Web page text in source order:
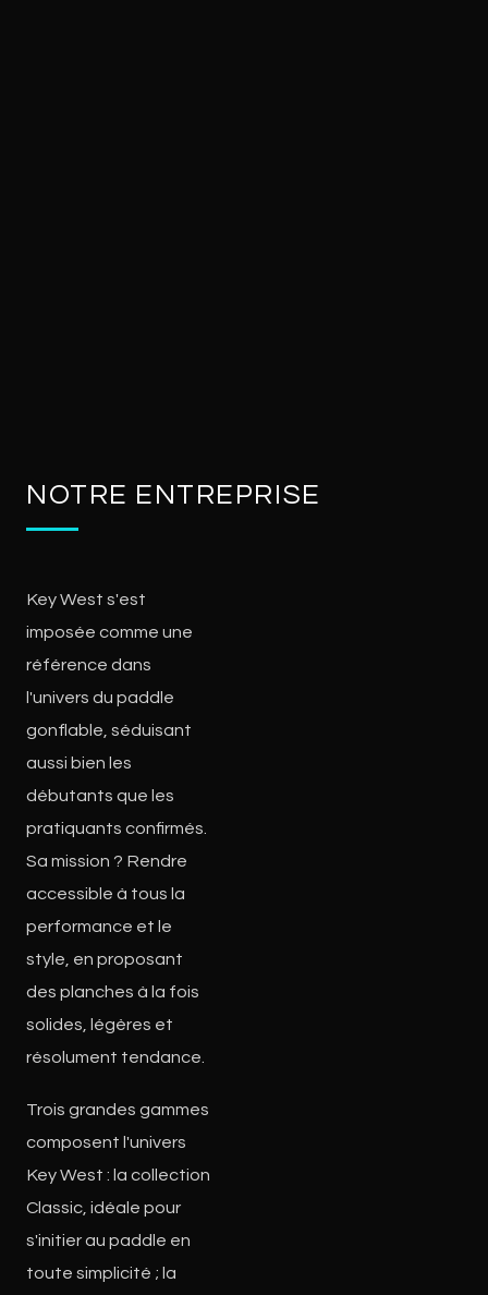
NOTRE ENTREPRISE
Key West s'est
imposée comme une
référence dans
l'univers du paddle
gonflable, séduisant
aussi bien les
débutants que les
pratiquants confirmés.
Sa mission ? Rendre
accessible à tous la
performance et le
style, en proposant
des planches à la fois
solides, légères et
résolument tendance.
Trois grandes gammes
composent l'univers
Key West : la collection
Classic, idéale pour
s'initier au paddle en
toute simplicité ; la